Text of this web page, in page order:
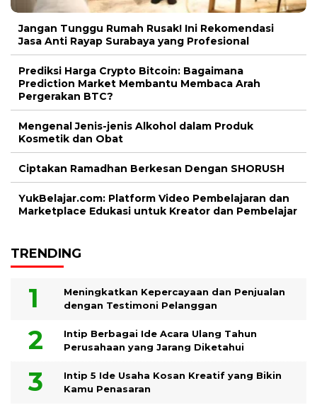
Jangan Tunggu Rumah Rusak! Ini Rekomendasi
Jasa Anti Rayap Surabaya yang Profesional
Prediksi Harga Crypto Bitcoin: Bagaimana
Prediction Market Membantu Membaca Arah
Pergerakan BTC?
Mengenal Jenis-jenis Alkohol dalam Produk
Kosmetik dan Obat
Ciptakan Ramadhan Berkesan Dengan SHORUSH
YukBelajar.com: Platform Video Pembelajaran dan
Marketplace Edukasi untuk Kreator dan Pembelajar
TRENDING
Meningkatkan Kepercayaan dan Penjualan
dengan Testimoni Pelanggan
Intip Berbagai Ide Acara Ulang Tahun
Perusahaan yang Jarang Diketahui
Intip 5 Ide Usaha Kosan Kreatif yang Bikin
Kamu Penasaran